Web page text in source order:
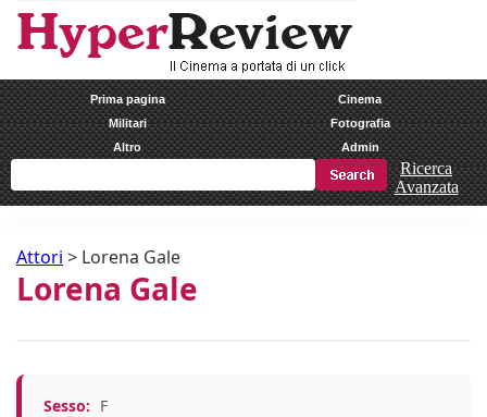
Prima pagina
Cinema
Militari
Fotografia
Altro
Admin
Ricerca
Avanzata
Attori > Lorena Gale
Lorena Gale
Sesso: F